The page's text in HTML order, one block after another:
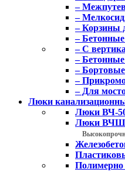
–
–
– Корзины
–
– С
– Бетонные
–
–
– Для
Люки
Люки ВЧ-
Люки
Полимерно